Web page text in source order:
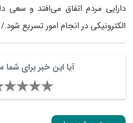
دارایی مردم اتفاق می‌افتد و سعی
الکترونیکی در انجام امور تسریع شود./
آیا این خبر برای شما